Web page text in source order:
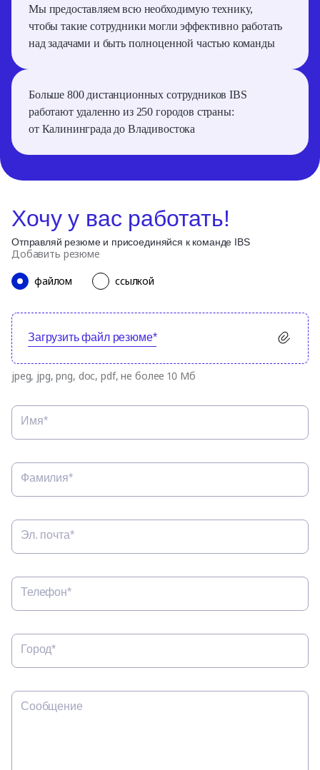
Больше 800 дистанционных сотрудников IBS
работают удаленно из 250 городов страны:
от Калининграда до Владивостока
Мы предоставляем всю необходимую технику,
чтобы такие сотрудники могли эффективно работать
над задачами и быть полноценной частью команды
Хочу у вас работать!
Отправляй резюме и присоединяйся к команде IBS
Добавить резюме
файлом
ссылкой
Загрузить файл резюме*
jpeg, jpg, png, doc, pdf, не более 10 Мб
Имя*
Фамилия*
Эл. почта*
Телефон*
Город*
Сообщение